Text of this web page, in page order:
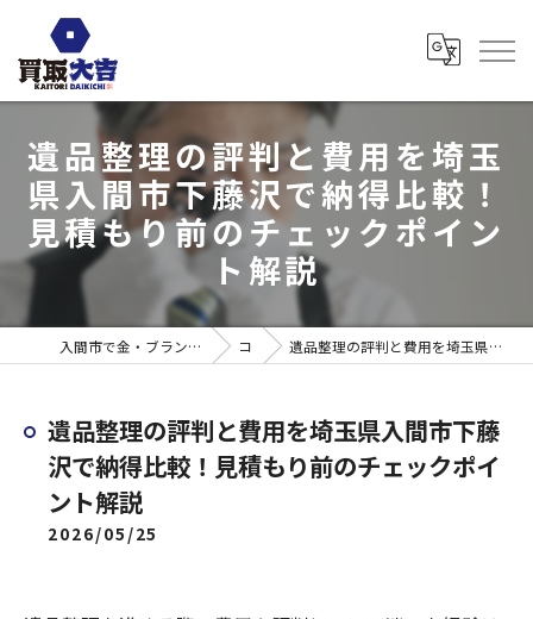
遺品整理の評判と費用を埼玉
県入間市下藤沢で納得比較！
見積もり前のチェックポイン
ト解説
入間市で金・ブランド売るなら買取大吉 ウエスタ武蔵藤沢店 コラム 遺品整理の評判と費用を埼玉県入間市下藤沢で納得比較！見積もり前のチェックポイント解説
遺品整理の評判と費用を埼玉県入間市下藤
沢で納得比較！見積もり前のチェックポイ
ント解説
2026/05/25